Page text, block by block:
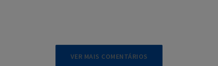
VER MAIS COMENTÁRIOS